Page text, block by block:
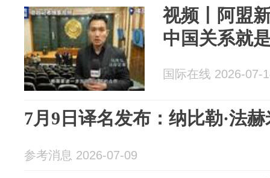
视频丨阿盟
中国关系就
国际在线 2026-07-
7月9日译名发布：纳比勒·法赫
参考消息 2026-07-09